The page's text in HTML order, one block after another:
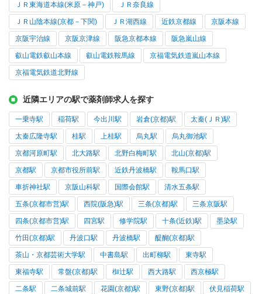
ＪＲ東海道本線(米原－神戸) ＪＲ奈良線
ＪＲ山陰本線(京都－下関) ＪＲ湖西線 近鉄京都線 京阪本線
京阪宇治線 京阪京津線 阪急京都本線 阪急嵐山線
叡山電鉄叡山本線 叡山電鉄鞍馬線 京福電気鉄道嵐山本線
京福電気鉄道北野線
近隣エリアの駅で薬剤師求人を探す
一乗寺駅 稲荷駅 今出川駅 岩倉(京都)駅 太秦(ＪＲ)駅
太秦広隆寺駅 桂駅 上桂駅 烏丸駅 烏丸御池駅
京都河原町駅 北大路駅 北野白梅町駅 北山(京都)駅
京都駅 京都市役所前駅 近鉄丹波橋駅 鞍馬口駅
車折神社駅 京阪山科駅 国際会館駅 清水五条駅
五条(京都市営)駅 西院(阪急)駅 三条(京都)駅 三条京阪駅
四条(京都市営)駅 四宮駅 修学院駅 十条(近鉄)駅 墨染駅
竹田(京都)駅 丹波口駅 丹波橋駅 醍醐(京都)駅
茶山・京都芸術大学駅 中書島駅 出町柳駅 東寺駅
東福寺駅 常盤(京都)駅 椥辻駅 西大路駅 西京極駅
二条駅 二条城前駅 花園(京都)駅 東野(京都)駅 伏見稲荷駅